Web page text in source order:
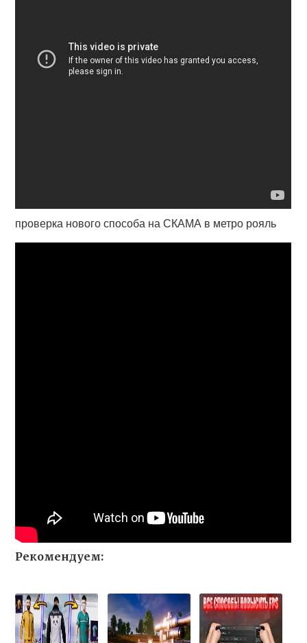
проверка нового способа на СКАМА в метро рояль
Рекомендуем: